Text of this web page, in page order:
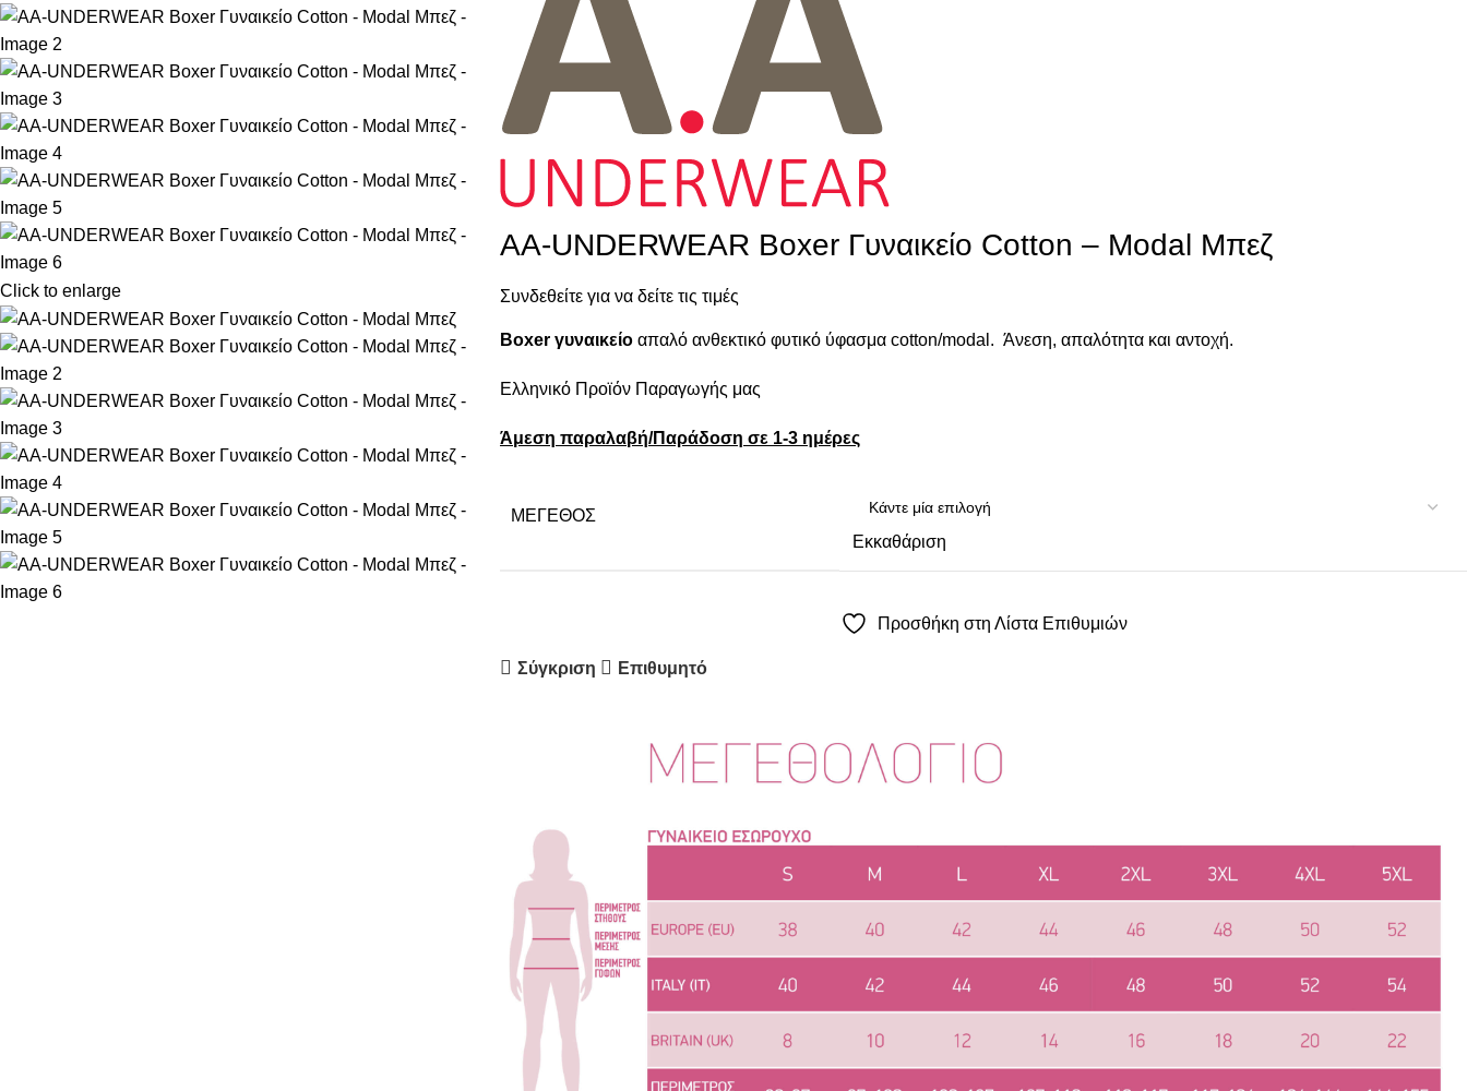
Click to enlarge
AA-UNDERWEAR Boxer Γυναικείο Cotton – Modal Μπεζ
Συνδεθείτε για να δείτε τις τιμές
Boxer γυναικείο απαλό ανθεκτικό φυτικό ύφασμα cotton/modal. Άνεση, απαλότητα και αντοχή.
Ελληνικό Προϊόν Παραγωγής μας
Άμεση παραλαβή/Παράδοση σε 1-3 ημέρες
ΜΈΓΕΘΟΣ
Εκκαθάριση
Προσθήκη στη Λίστα Επιθυμιών
Σύγκριση Επιθυμητό